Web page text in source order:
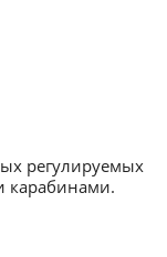
регулируемых
карабинами.